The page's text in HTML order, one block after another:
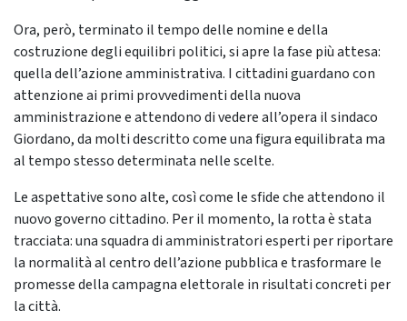
Ora, però, terminato il tempo delle nomine e della
costruzione degli equilibri politici, si apre la fase più attesa:
quella dell’azione amministrativa. I cittadini guardano con
attenzione ai primi provvedimenti della nuova
amministrazione e attendono di vedere all’opera il sindaco
Giordano, da molti descritto come una figura equilibrata ma
al tempo stesso determinata nelle scelte.
Le aspettative sono alte, così come le sfide che attendono il
nuovo governo cittadino. Per il momento, la rotta è stata
tracciata: una squadra di amministratori esperti per riportare
la normalità al centro dell’azione pubblica e trasformare le
promesse della campagna elettorale in risultati concreti per
la città.